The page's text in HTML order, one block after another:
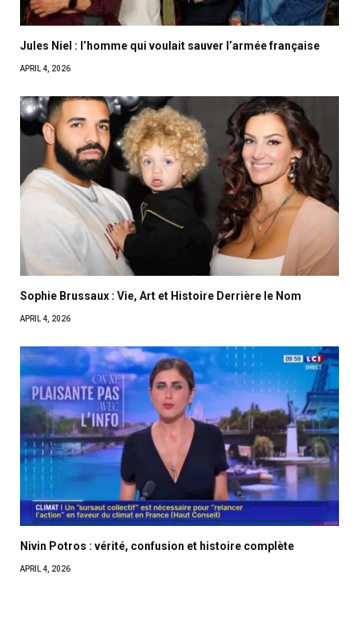
Jules Niel : l’homme qui voulait sauver l’armée française
APRIL 4, 2026
Sophie Brussaux : Vie, Art et Histoire Derrière le Nom
APRIL 4, 2026
Nivin Potros : vérité, confusion et histoire complète
APRIL 4, 2026